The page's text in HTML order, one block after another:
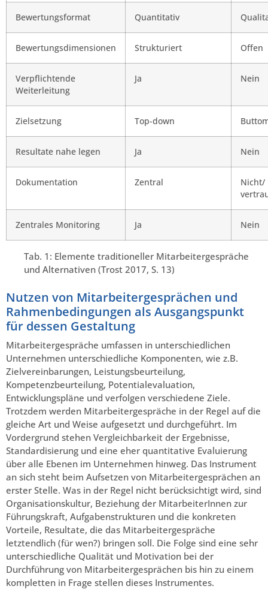
Bewertungsformat Quantitativ
Bewertungsdimensionen Strukturiert Offen
Verpflichtende
Weiterleitung
Ja Nein
Zielsetzung Top-down
Resultate nahe legen Ja Nein
Dokumentation Zentral
Nicht/
Zentrales Monitoring Ja Nein
Tab. 1: Elemente traditioneller Mitarbeitergespräche
und Alternativen (Trost 2017, S. 13)
Nutzen von Mitarbeitergesprächen und
Rahmenbedingungen als Ausgangspunkt
für dessen Gestaltung
Mitarbeitergespräche umfassen in unterschiedlichen
Unternehmen unterschiedliche Komponenten, wie z.B.
Zielvereinbarungen, Leistungsbeurteilung,
Kompetenzbeurteilung, Potentialevaluation,
Entwicklungspläne und verfolgen verschiedene Ziele.
Trotzdem werden Mitarbeitergespräche in der Regel auf die
gleiche Art und Weise aufgesetzt und durchgeführt. Im
Vordergrund stehen Vergleichbarkeit der Ergebnisse,
Standardisierung und eine eher quantitative Evaluierung
über alle Ebenen im Unternehmen hinweg. Das Instrument
an sich steht beim Aufsetzen von Mitarbeitergesprächen an
erster Stelle. Was in der Regel nicht berücksichtigt wird, sind
Organisationskultur, Beziehung der MitarbeiterInnen zur
Führungskraft, Aufgabenstrukturen und die konkreten
Vorteile, Resultate, die das Mitarbeitergespräche
letztendlich (für wen?) bringen soll. Die Folge sind eine sehr
unterschiedliche Qualität und Motivation bei der
Durchführung von Mitarbeitergesprächen bis hin zu einem
kompletten in Frage stellen dieses Instrumentes.